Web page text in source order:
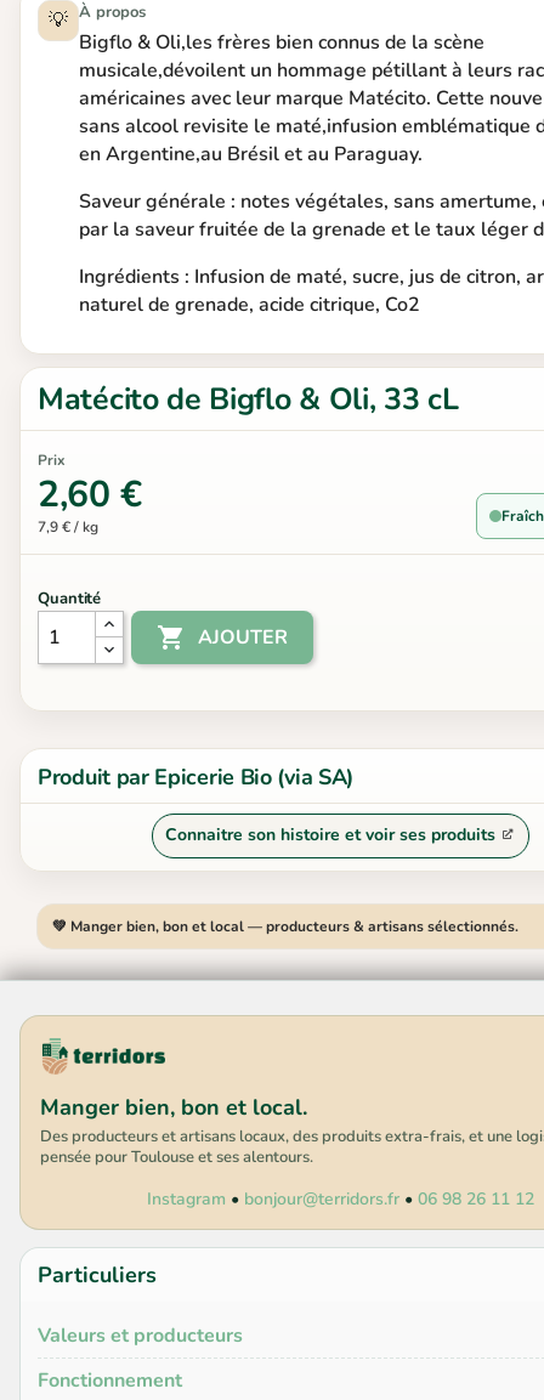
💡 À propos
Bigflo & Oli,les frères bien connus de la scène
musicale,dévoilent un hommage pétillant à leurs
américaines avec leur marque Matécito. Cette
sans alcool revisite le maté,infusion emblématique
en Argentine,au Brésil et au Paraguay.
Saveur générale : notes végétales, sans
par la saveur fruitée de la grenade et le taux léger
Ingrédients : Infusion de maté, sucre, jus de citron,
naturel de grenade, acide citrique, Co2
Matécito de Bigflo & Oli, 33 cL
Prix
2,60 €
7,9 € / kg
Quantité
 AJOUTER
Produit par Epicerie Bio (via SA)
Connaitre son histoire et voir ses produits
💚 Manger bien, bon et local — producteurs & artisans sélectionnés.
Manger bien, bon et local.
Des producteurs et artisans locaux, des produits extra-frais, et une
pensée pour Toulouse et ses alentours.
Instagram • bonjour@terridors.fr• 06 98 26 11 12
Particuliers
Valeurs et producteurs
Fonctionnement